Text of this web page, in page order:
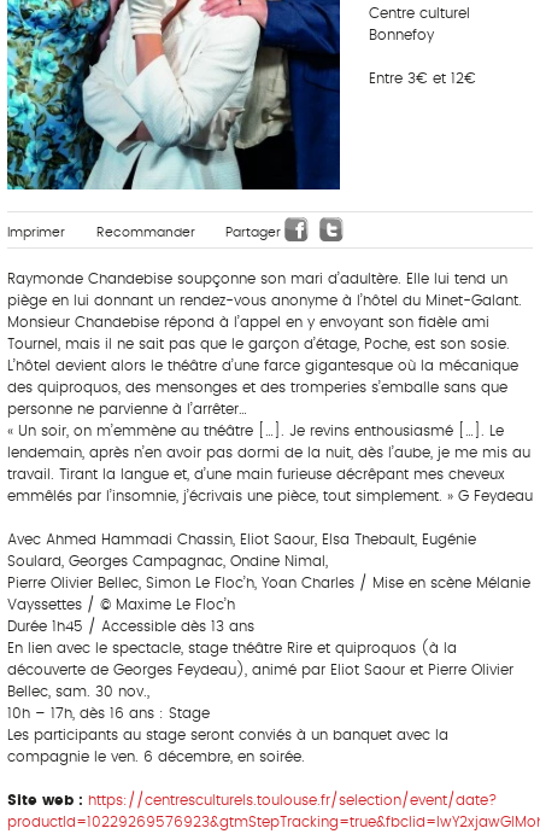
Centre culturel
Bonnefoy
Entre 3€ et 12€
Imprimer Recommander Partager
Raymonde Chandebise soupçonne son mari d’adultère. Elle lui tend un
piège en lui donnant un rendez-vous anonyme à l’hôtel du Minet-Galant.
Monsieur Chandebise répond à l’appel en y envoyant son fidèle ami
Tournel, mais il ne sait pas que le garçon d’étage, Poche, est son sosie.
L’hôtel devient alors le théâtre d’une farce gigantesque où la mécanique
des quiproquos, des mensonges et des tromperies s’emballe sans que
personne ne parvienne à l’arrêter…
« Un soir, on m’emmène au théâtre […]. Je revins enthousiasmé […]. Le
lendemain, après n’en avoir pas dormi de la nuit, dès l’aube, je me mis au
travail. Tirant la langue et, d’une main furieuse décrêpant mes cheveux
emmêlés par l’insomnie, j’écrivais une pièce, tout simplement. » G Feydeau
Avec Ahmed Hammadi Chassin, Eliot Saour, Elsa Thebault, Eugénie
Soulard, Georges Campagnac, Ondine Nimal,
Pierre Olivier Bellec, Simon Le Floc’h, Yoan Charles / Mise en scène Mélanie
Vayssettes / © Maxime Le Floc’h
Durée 1h45 / Accessible dès 13 ans
En lien avec le spectacle, stage théâtre Rire et quiproquos (à la
découverte de Georges Feydeau), animé par Eliot Saour et Pierre Olivier
Bellec, sam. 30 nov.,
10h – 17h, dès 16 ans : Stage
Les participants au stage seront conviés à un banquet avec la
compagnie le ven. 6 décembre, en soirée.
Site web : https://centresculturels.toulouse.fr/selection/event/date?